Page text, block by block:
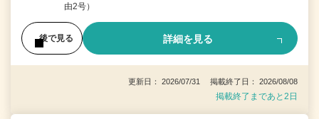
由2号）
後で見る 詳細を見る
更新日： 2026/07/31 掲載終了日： 2026/08/08
掲載終了まであと2日